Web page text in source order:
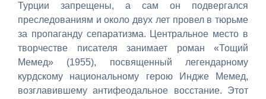
Турции запрещены, а сам он подвергался
преследованиям и около двух лет провел в тюрьме
за пропаганду сепаратизма. Центральное место в
творчестве писателя занимает роман «Тощий
Мемед» (1955), посвященный легендарному
курдскому национальному герою Индже Мемед,
возглавившему антифеодальное восстание. Этот